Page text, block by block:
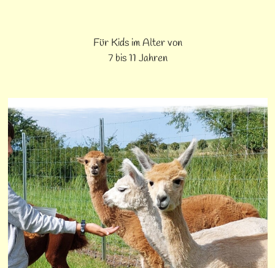
Für Kids im Alter von
7 bis 11 Jahren